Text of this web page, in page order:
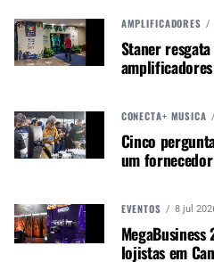
negócios
indústria de
iluminação e
Noticias que ajudam seu
Acesse o
AMPLIFICADORES
Staner
CONECTA+ MÚSICA
Cinco
um
EVENTOS 8 jul
lojistas em